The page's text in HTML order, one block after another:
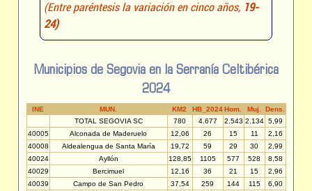
(Entre paréntesis la variación en cinco años, 19-
24)
Municipios de Segovia en la Serranía Celtibérica
2024
INE MUN. KM2 HB_2024 Hom. Muj.
Dens.
TOTAL SEGOVIA SC
780 4.677 2.543 2.134 5,99
40005
Alconada de Maderuelo 12,06 26 15 11
2,16
40008
Aldealengua de Santa María 19,72 59 29 30
2,99
40024
Ayllón 128,85 1105 577 528
8,58
40029
Bercimuel 12,16 36 21 15
2,96
40039
Campo de San Pedro 37,54 259 144 115
6,90